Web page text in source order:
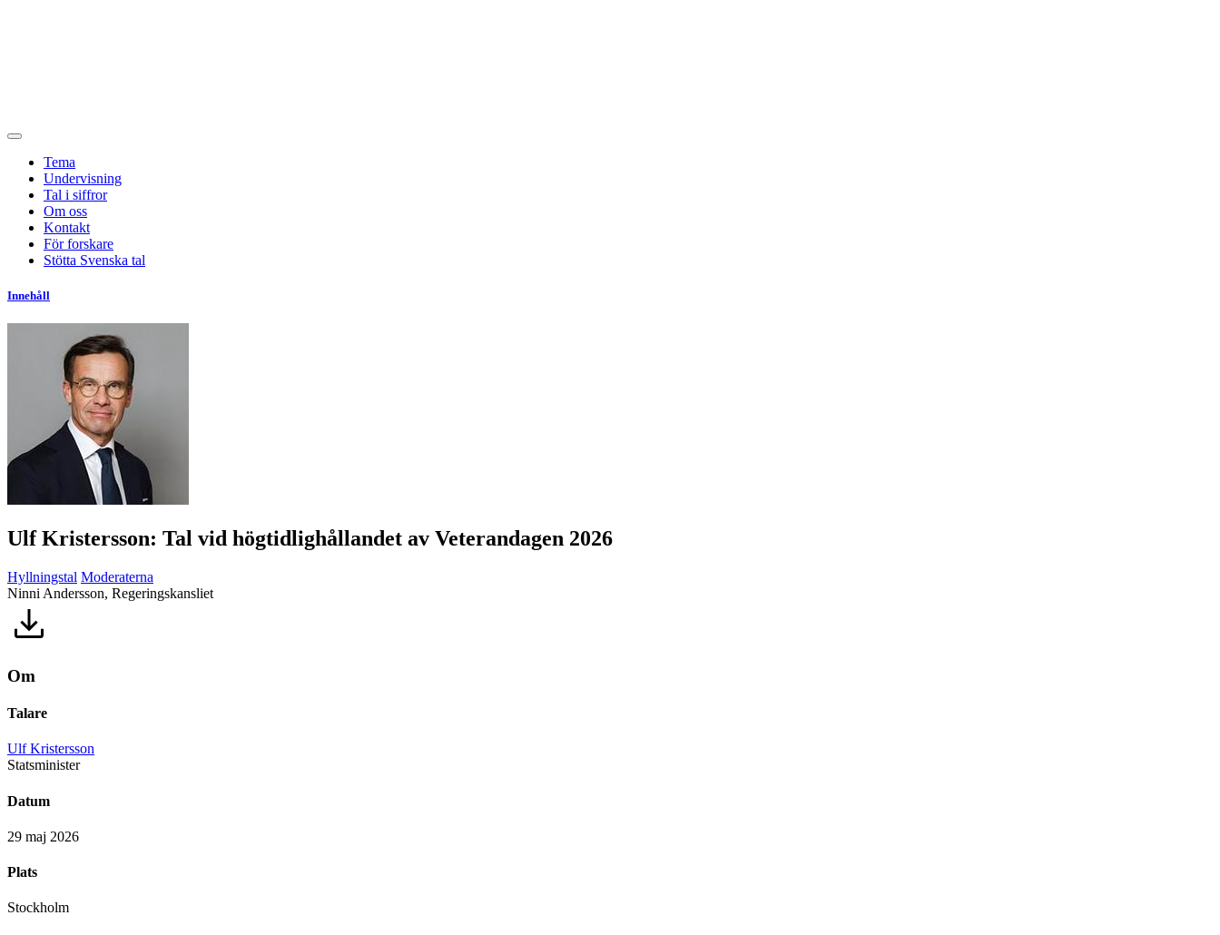
Tema
Undervisning
Tal i siffror
Om oss
Kontakt
För forskare
Stötta Svenska tal
Innehåll
Ulf Kristersson: Tal vid högtidlighållandet av Veterandagen 2026
Hyllningstal Moderaterna
Ninni Andersson, Regeringskansliet
Om
Talare
Ulf Kristersson
Statsminister
Datum
29 maj 2026
Plats
Stockholm